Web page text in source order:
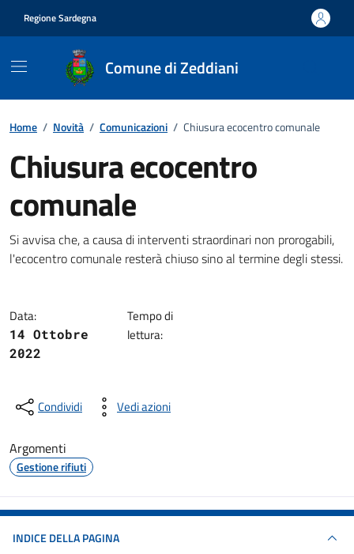
Regione Sardegna
Comune di Zeddiani
Home / Novità / Comunicazioni / Chiusura ecocentro comunale
Chiusura ecocentro
comunale
Dettagli della notizia
Si avvisa che, a causa di interventi straordinari non prorogabili,
l'ecocentro comunale resterà chiuso sino al termine degli stessi.
Data:
14 Ottobre
2022
Tempo di
lettura:
Condividi Vedi azioni
Argomenti
Gestione rifiuti
INDICE DELLA PAGINA